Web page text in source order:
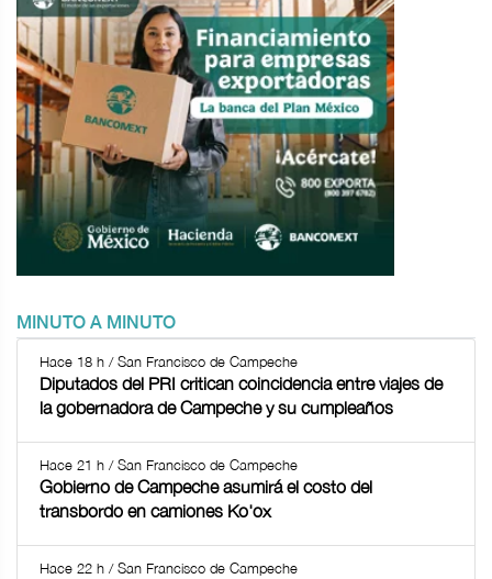
MINUTO A MINUTO
Hace 18 h / San Francisco de Campeche
Diputados del PRI critican coincidencia entre viajes de
la gobernadora de Campeche y su cumpleaños
Hace 21 h / San Francisco de Campeche
Gobierno de Campeche asumirá el costo del
transbordo en camiones Ko'ox
Hace 22 h / San Francisco de Campeche